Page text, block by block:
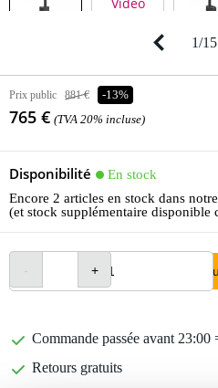
1/15
Prix public 881 € -13%
765 € (TVA 20% incluse)
Disponibilité
En stock
Encore 2 articles en stock dans
(et stock supplémentaire disponible
Commande passée avant
Retours gratuits